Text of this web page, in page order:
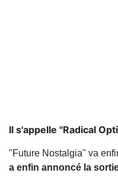
Il s'appelle "Radical
"Future Nostalgia" va
a enfin annoncé la